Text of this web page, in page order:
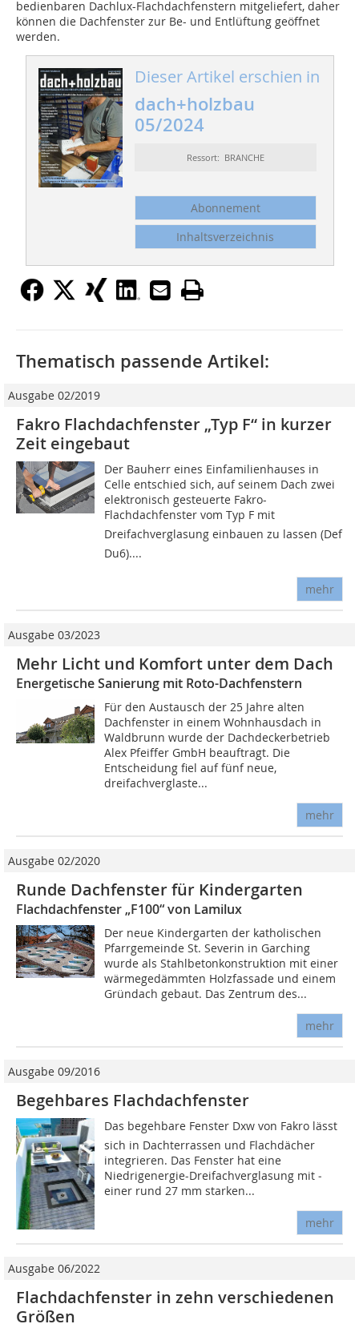
bedienbaren Dachlux-Flachdachfenstern mitgeliefert, daher
können die Dachfenster zur Be- und Entlüftung geöffnet
werden.
Dieser Artikel erschien in
dach+holzbau
05/2024
Ressort: BRANCHE
Abonnement
Inhaltsverzeichnis
Thematisch passende Artikel:
Ausgabe 02/2019
Fakro Flachdachfenster „Typ F“ in kurzer
Zeit eingebaut
Der Bauherr eines Einfamilienhauses in
Celle entschied sich, auf seinem Dach zwei
elektronisch gesteuerte Fakro-
Flachdachfenster vom Typ F mit
Dreifachverglasung einbauen zu lassen (Def
Du6)....
mehr
Ausgabe 03/2023
Mehr Licht und Komfort unter dem Dach
Energetische Sanierung mit Roto-Dachfenstern
Für den Austausch der 25 Jahre alten
Dachfenster in einem Wohnhausdach in
Waldbrunn wurde der Dachdeckerbetrieb
Alex Pfeiffer GmbH beauftragt. Die
Entscheidung fiel auf fünf neue,
dreifachverglaste...
mehr
Ausgabe 02/2020
Runde Dachfenster für Kindergarten
Flachdachfenster „F100“ von Lamilux
Der neue Kindergarten der katholischen
Pfarrgemeinde St. Severin in Garching
wurde als Stahlbetonkonstruktion mit einer
wärmegedämmten Holzfassade und einem
Gründach gebaut. Das Zentrum des...
mehr
Ausgabe 09/2016
Begehbares Flachdachfenster
Das begehbare Fenster Dxw von Fakro lässt
sich in Dachterrassen und Flachdächer
integrieren. Das Fenster hat eine
Niedrigenergie-Dreifachverglasung mit ­
einer rund 27 mm starken...
mehr
Ausgabe 06/2022
Flachdachfenster in zehn verschiedenen
Größen